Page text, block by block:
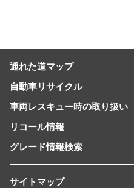
通れた道マップ
自動車リサイクル
車両レスキュー時の取り扱い
リコール情報
グレード情報検索
サイトマップ